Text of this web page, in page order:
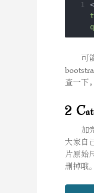
23
26
27
28
30
32
34
1 <
可
查一下
2
加
大家自
片原始
删掉哦。